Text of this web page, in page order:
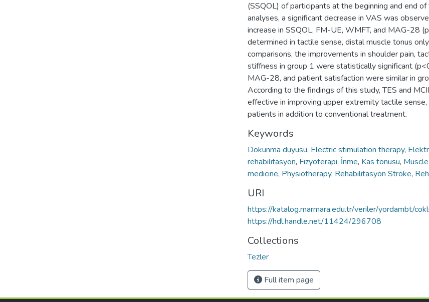
(SSQOL) of participants at the beginning and end
analyses, a significant decrease in VAS was
increase in SSQOL, FM-UE, WMFT, and MAG-28
determined in tactile sense, distal muscle tonus
comparisons, the improvements in shoulder pain,
stiffness in group 1 were statistically significant
MAG-28, and patient satisfaction were similar in
According to the findings of this study, TES and
effective in improving upper extremity tactile
patients in addition to conventional treatment.
Keywords
Dokunma duyusu, Electric stimulation therapy,
rehabilitasyon, Fizyoterapi, İnme, Kas tonusu,
medicine, Physiotherapy, Rehabilitasyon Stroke,
URI
https://katalog.marmara.edu.tr/veriler/yordambt/
https://hdl.handle.net/11424/296708
Collections
Tezler
Full item page